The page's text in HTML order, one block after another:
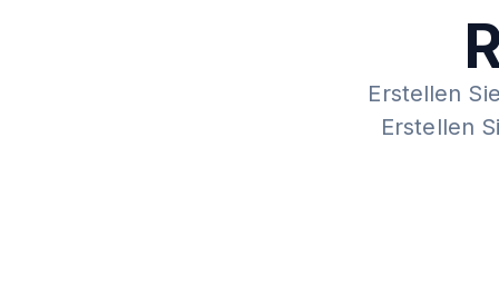
Erstellen
Erstellen